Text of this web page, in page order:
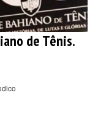
de Tênis.